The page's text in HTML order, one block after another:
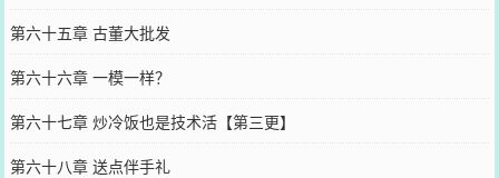
第六十五章 古董大批发
第六十六章 一模一样？
第六十七章 炒冷饭也是技术活【第三更】
第六十八章 送点伴手礼